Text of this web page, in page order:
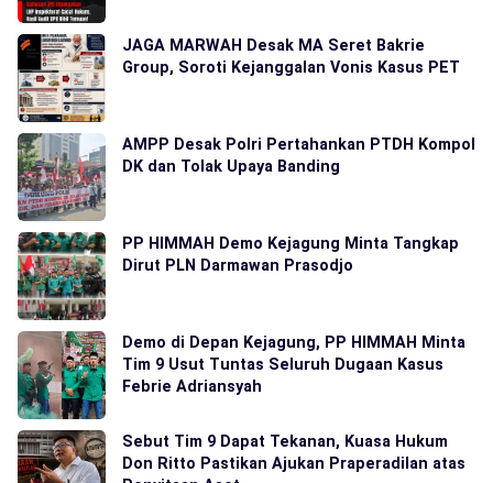
JAGA MARWAH Desak MA Seret Bakrie
Group, Soroti Kejanggalan Vonis Kasus PET
AMPP Desak Polri Pertahankan PTDH Kompol
DK dan Tolak Upaya Banding
PP HIMMAH Demo Kejagung Minta Tangkap
Dirut PLN Darmawan Prasodjo
Demo di Depan Kejagung, PP HIMMAH Minta
Tim 9 Usut Tuntas Seluruh Dugaan Kasus
Febrie Adriansyah
Sebut Tim 9 Dapat Tekanan, Kuasa Hukum
Don Ritto Pastikan Ajukan Praperadilan atas